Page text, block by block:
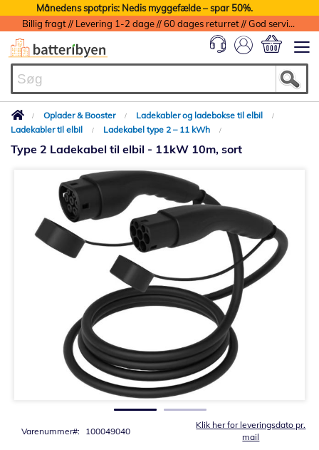
Månedens spotpris: Nedis myggefælde – spar 50%.
Billig fragt // Levering 1-2 dage // 60 dages returret // God service med garanti
Oplader & Booster
Ladekabler og ladebokse til elbil
Ladekabler til elbil
Ladekabel type 2 – 11 kWh
Type 2 Ladekabel til elbil - 11kW 10m, sort
Klik her for leveringsdato pr.
mail
Varenummer 100049040
billedgalleriet